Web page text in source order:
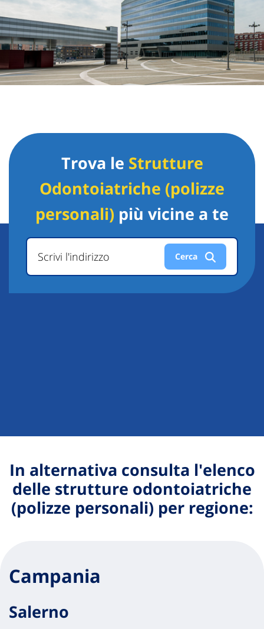
Trova le Strutture
Odontoiatriche (polizze
personali) più vicine a te
Scrivi l'indirizzo Cerca
In alternativa consulta l'elenco
delle strutture odontoiatriche
(polizze personali) per regione:
Campania
Salerno